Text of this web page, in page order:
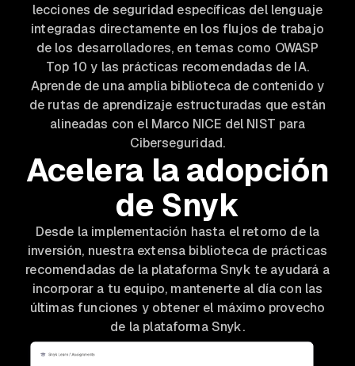
lecciones de seguridad específicas del lenguaje
integradas directamente en los flujos de trabajo
de los desarrolladores, en temas como OWASP
Top 10 y las prácticas recomendadas de IA.
Aprende de una amplia biblioteca de contenido y
de rutas de aprendizaje estructuradas que están
alineadas con el Marco NICE del NIST para
Ciberseguridad.
Acelera la adopción
de Snyk
Desde la implementación hasta el retorno de la
inversión, nuestra extensa biblioteca de prácticas
recomendadas de la plataforma Snyk te ayudará a
incorporar a tu equipo, mantenerte al día con las
últimas funciones y obtener el máximo provecho
de la plataforma Snyk.